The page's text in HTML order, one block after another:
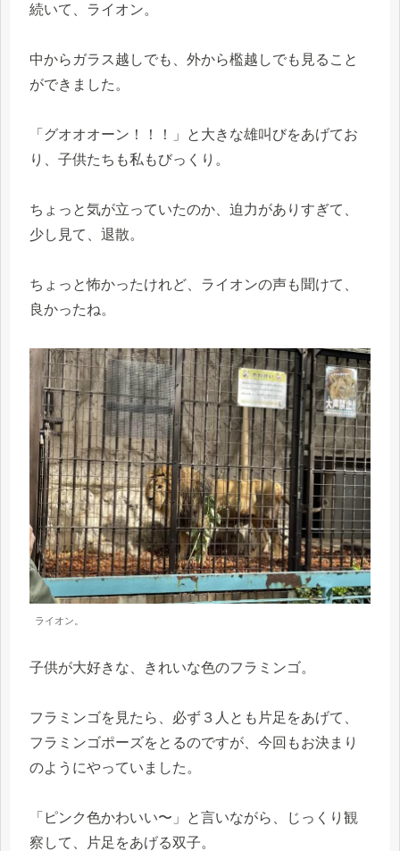
続いて、ライオン。
中からガラス越しでも、外から檻越しでも見ること
ができました。
「グオオオーン！！！」と大きな雄叫びをあげてお
り、子供たちも私もびっくり。
ちょっと気が立っていたのか、迫力がありすぎて、
少し見て、退散。
ちょっと怖かったけれど、ライオンの声も聞けて、
良かったね。
ライオン。
子供が大好きな、きれいな色のフラミンゴ。
フラミンゴを見たら、必ず３人とも片足をあげて、
フラミンゴポーズをとるのですが、今回もお決まり
のようにやっていました。
「ピンク色かわいい〜」と言いながら、じっくり観
察して、片足をあげる双子。